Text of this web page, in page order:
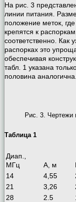
На рис. 3
линии питания.
положение меток,
крепятся к
соответственно. Как
распорках это
обеспечивая
табл. 1 указана
половина аналогична.
Рис. 3. Чертежи
Таблица 1
Диап.,
МГц
А, м
14
4,55
21
3,26
28
2.5